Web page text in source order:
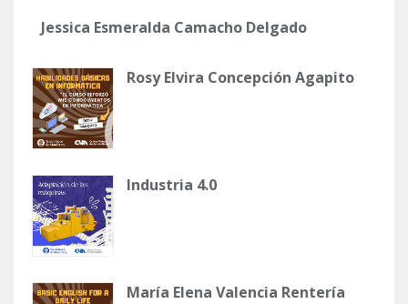
Jessica Esmeralda Camacho Delgado
Rosy Elvira Concepción Agapito
Industria 4.0
María Elena Valencia Rentería